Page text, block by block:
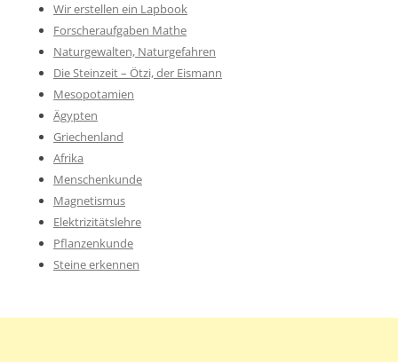
Wir erstellen ein Lapbook
Forscheraufgaben Mathe
Naturgewalten, Naturgefahren
Die Steinzeit – Ötzi, der Eismann
Mesopotamien
Ägypten
Griechenland
Afrika
Menschenkunde
Magnetismus
Elektrizitätslehre
Pflanzenkunde
Steine erkennen